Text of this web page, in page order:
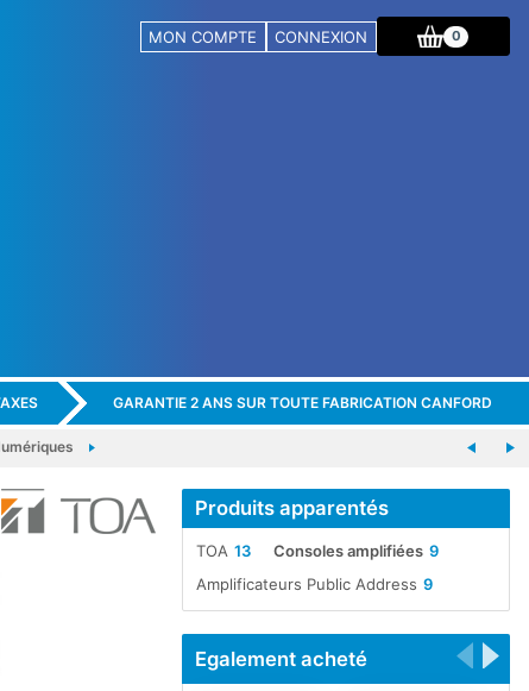
MON COMPTE CONNEXION 0
GARANTIE 2 ANS SUR TOUTE FABRICATION CANFORD
Produits apparentés
13
TOA 9
Consoles amplifiées
9
Amplificateurs Public Address
Egalement acheté